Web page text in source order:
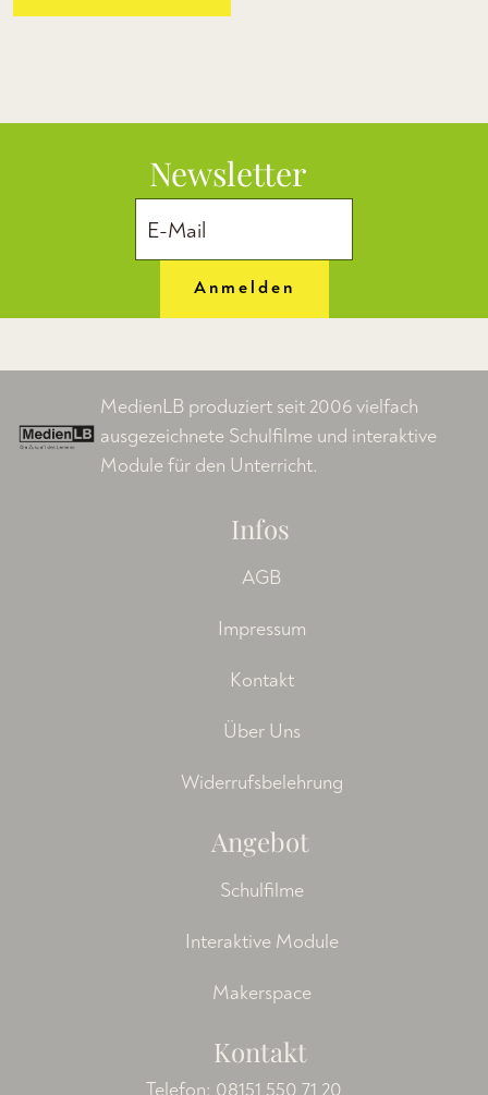
Newsletter
Anmelden
MedienLB produziert seit 2006 vielfach
ausgezeichnete Schulfilme und interaktive
Module für den Unterricht.
Infos
AGB
Impressum
Kontakt
Über Uns
Widerrufsbelehrung
Angebot
Schulfilme
Interaktive Module
Makerspace
Kontakt
Telefon: 08151 550 71 20